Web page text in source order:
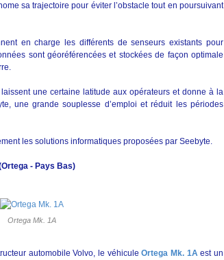
sa trajectoire pour éviter l’obstacle tout en poursuivant
en charge les différents de senseurs existants pour
sont géoréférencées et stockées de façon optimale
une certaine latitude aux opérateurs et donne à la
une grande souplesse d’emploi et réduit les périodes
les solutions informatiques proposées par Seebyte.
- Pays Bas)
Ortega Mk. 1A
automobile Volvo, le véhiculeOrtega Mk. 1Aest un